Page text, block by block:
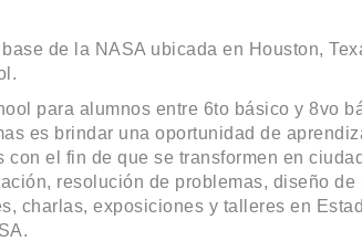
de la NASA ubicada en Houston,
para alumnos entre 6to básico y 8vo
es brindar una oportunidad de
el fin de que se transformen en
resolución de problemas, diseño de
charlas, exposiciones y talleres en